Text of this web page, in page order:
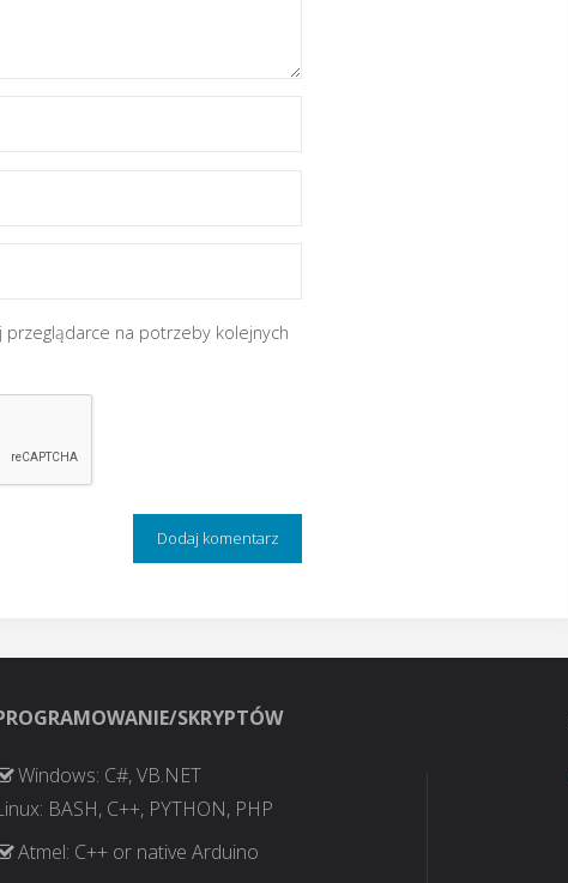
na potrzeby kolejnych
SKRYPTÓW
Windows: C#, VB.NET
BASH, C++, PYTHON, PHP
Atmel: C++ or native Arduino